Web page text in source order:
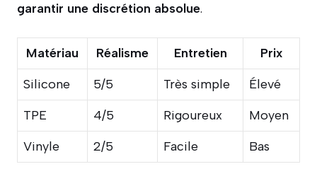
garantir une discrétion absolue.
Matériau Réalisme Entretien
Prix
Silicone
5/5 Très simple
Élevé
TPE
4/5 Rigoureux
Moyen
Vinyle
2/5 Facile Bas